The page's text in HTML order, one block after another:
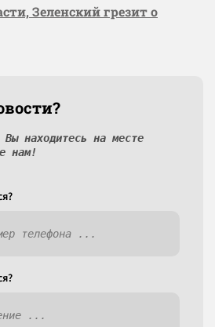
Зеленский грезит о
находитесь на месте
нам!